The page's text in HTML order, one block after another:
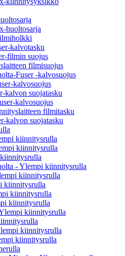
huoltosarja
kalvotasku
filmin suojus
filmisuojus
Fuser -kalvosuojus
kalvosuojus
kalvon suojatasku
kalvosuojus
filmitasku
kalvon suojatasku
kiinnitysrulla
kiinnitysrulla
- Ylempi kiinnitysrulla
kiinnitysrulla
kiinnitysrulla
kiinnitysrulla
kiinnitysrulla
kiinnitysrulla
kiinnitysrulla
kiinnitysrulla